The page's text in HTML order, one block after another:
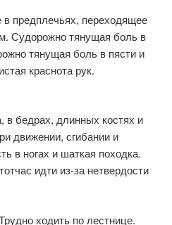
в предплечьях, переходящее
Судорожно тянущая боль в
тянущая боль в пясти и
краснота рук.
в бедрах, длинных костях и
движении, сгибании и
в ногах и шаткая походка.
идти из-за нетвердости
ходить по лестни­це.